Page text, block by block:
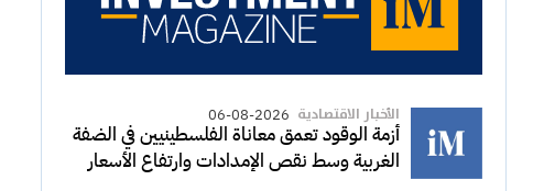
الأخبار الاقتصادية 06-08-2026
أزمة الوقود تعمق معاناة الفلسطينيين في الضفة
الغربية وسط نقص الإمدادات وارتفاع الأسعار